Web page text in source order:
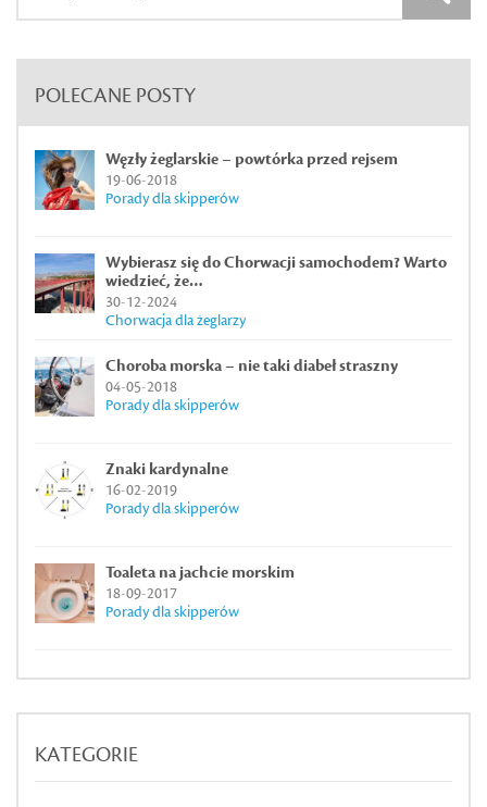
POLECANE POSTY
Węzły żeglarskie – powtórka przed rejsem
19-06-2018
Porady dla skipperów
Wybierasz się do Chorwacji samochodem? Warto
wiedzieć, że…
30-12-2024
Chorwacja dla żeglarzy
Choroba morska – nie taki diabeł straszny
04-05-2018
Porady dla skipperów
Znaki kardynalne
16-02-2019
Porady dla skipperów
Toaleta na jachcie morskim
18-09-2017
Porady dla skipperów
KATEGORIE